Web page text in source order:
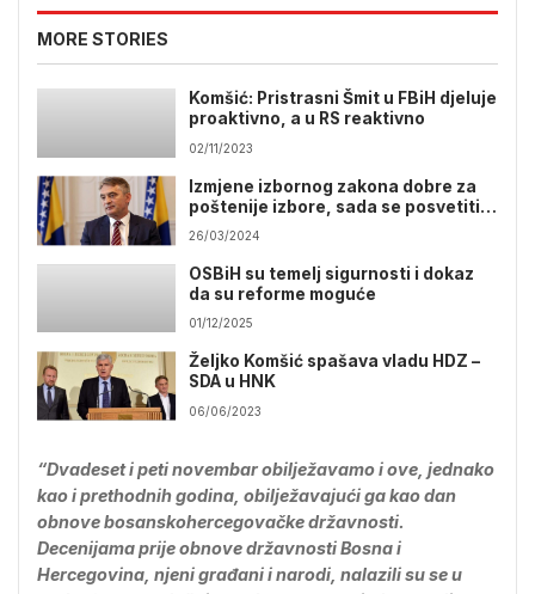
MORE STORIES
Komšić: Pristrasni Šmit u FBiH djeluje
proaktivno, a u RS reaktivno
02/11/2023
Izmjene izbornog zakona dobre za
poštenije izbore, sada se posvetiti
drugim zakonima
26/03/2024
OSBiH su temelj sigurnosti i dokaz
da su reforme moguće
01/12/2025
Željko Komšić spašava vladu HDZ –
SDA u HNK
06/06/2023
“Dvadeset i peti novembar obilježavamo i ove, jednako
kao i prethodnih godina, obilježavajući ga kao dan
obnove bosanskohercegovačke državnosti.
Decenijama prije obnove državnosti Bosna i
Hercegovina, njeni građani i narodi, nalazili su se u